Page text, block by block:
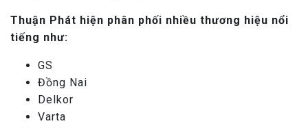
Thuận Phát hiện phân phối nhiều thương hiệu nổi
tiếng như:
GS
Đồng Nai
Delkor
Varta